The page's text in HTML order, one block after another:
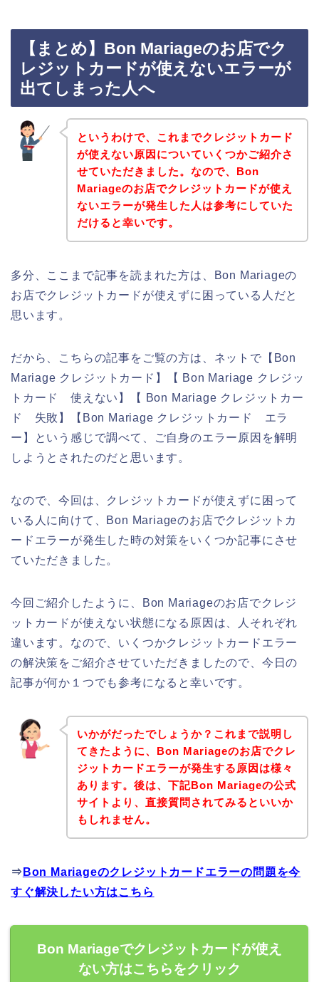
【まとめ】Bon Mariageのお店でク
レジットカードが使えないエラーが
出てしまった人へ
というわけで、これまでクレジットカード
が使えない原因についていくつかご紹介さ
せていただきました。なので、Bon
Mariageのお店でクレジットカードが使え
ないエラーが発生した人は参考にしていた
だけると幸いです。
多分、ここまで記事を読まれた方は、Bon Mariageの
お店でクレジットカードが使えずに困っている人だと
思います。
だから、こちらの記事をご覧の方は、ネットで【Bon
Mariage クレジットカード】【 Bon Mariage クレジッ
トカード 使えない】【 Bon Mariage クレジットカー
ド 失敗】【Bon Mariage クレジットカード エラ
ー】という感じで調べて、ご自身のエラー原因を解明
しようとされたのだと思います。
なので、今回は、クレジットカードが使えずに困って
いる人に向けて、Bon Mariageのお店でクレジットカ
ードエラーが発生した時の対策をいくつか記事にさせ
ていただきました。
今回ご紹介したように、Bon Mariageのお店でクレジ
ットカードが使えない状態になる原因は、人それぞれ
違います。なので、いくつかクレジットカードエラー
の解決策をご紹介させていただきましたので、今日の
記事が何か１つでも参考になると幸いです。
いかがだったでしょうか？これまで説明し
てきたように、Bon Mariageのお店でクレ
ジットカードエラーが発生する原因は様々
あります。後は、下記Bon Mariageの公式
サイトより、直接質問されてみるといいか
もしれません。
⇒ Bon Mariageのクレジットカードエラーの問題を今
すぐ解決したい方はこちら
Bon Mariageでクレジットカードが使え
ない方はこちらをクリック